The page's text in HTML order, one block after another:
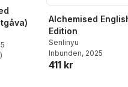
Totalt antal röster:
)
Alchemised
Edition
Senlinyu
Inbunden, 2025
411 kr